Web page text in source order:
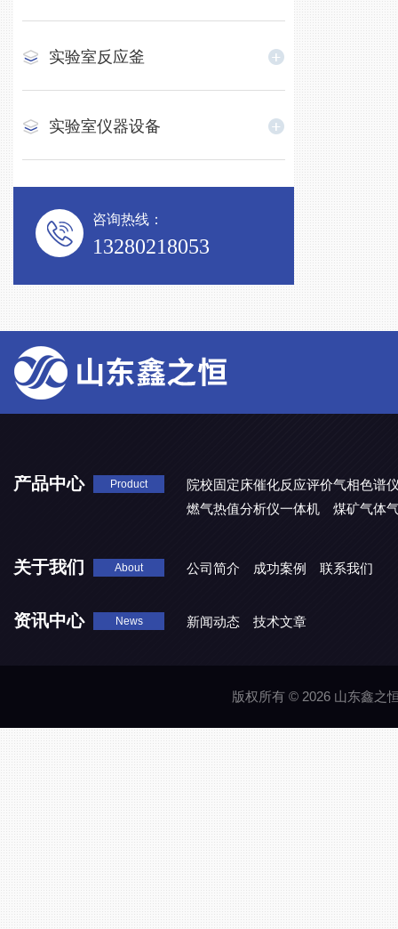
实验室反应釜
实验室仪器设备
咨询热线：
13280218053
产品中心 Product
院校固定床催化反应评价气相色谱
燃气热值分析仪一体机
煤矿气体
关于我们 About 公司简介 成功案例 联系我们
资讯中心 News 新闻动态 技术文章
版权所有 © 2026 山东鑫之